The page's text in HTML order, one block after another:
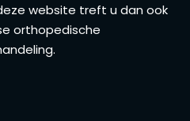
website treft u dan ook
orthopedische